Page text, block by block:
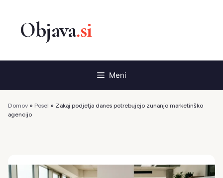
vsebino
Meni
Domov » Posel » Zakaj podjetja danes potrebujejo zunanjo marketinško
agencijo